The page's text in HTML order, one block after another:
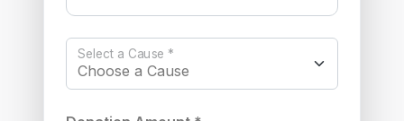
Select a Cause *